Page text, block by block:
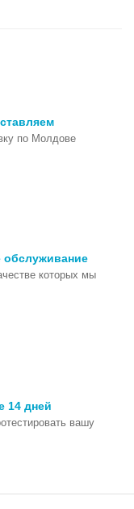
по Молдове
обслуживание
которых мы
14 дней
вашу